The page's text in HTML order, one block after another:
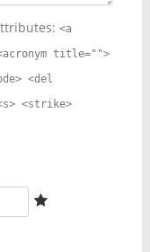
<a
title="">
<del
<strike>